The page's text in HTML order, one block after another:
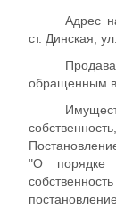
Адрес
ст. Динская,
обращенным в
"О порядке